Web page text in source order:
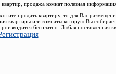
продажа комнат полезная
продать квартиру, то для Вас
квартиры или комнаты которую Вы
бесплатно. Любая